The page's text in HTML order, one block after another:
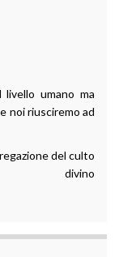
umano ma
noi riusciremo ad
del culto
divino